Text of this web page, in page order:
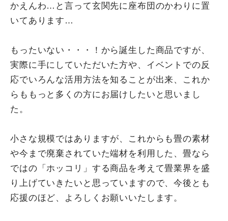
かえんわ…と言って玄関先に座布団のかわりに置
いてあります…
もったいない・・・！から誕生した商品ですが、
実際に手にしていただいた方や、イベントでの反
応でいろんな活用方法を知ることが出来、これか
らももっと多くの方にお届けしたいと思いまし
た。
小さな規模ではありますが、これからも畳の素材
や今まで廃棄されていた端材を利用した、畳なら
ではの「ホッコリ」する商品を考えて畳業界を盛
り上げていきたいと思っていますので、今後とも
応援のほど、よろしくお願いいたします。